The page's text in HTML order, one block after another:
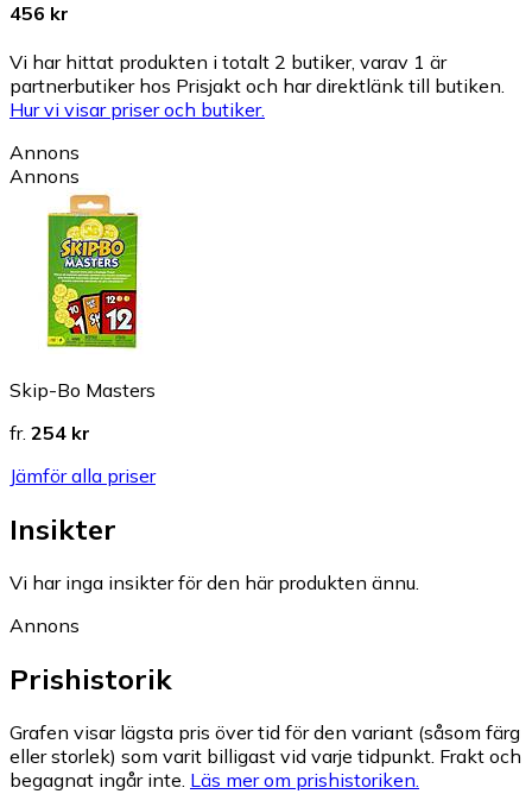
456 kr
Vi har hittat produkten i totalt 2 butiker, varav 1 är
partnerbutiker hos Prisjakt och har direktlänk till butiken.
Hur vi visar priser och butiker.
Annons
Annons
Skip-Bo Masters
fr. 254 kr
Jämför alla priser
Insikter
Vi har inga insikter för den här produkten ännu.
Annons
Prishistorik
Grafen visar lägsta pris över tid för den variant (såsom färg
eller storlek) som varit billigast vid varje tidpunkt. Frakt och
begagnat ingår inte. Läs mer om prishistoriken.